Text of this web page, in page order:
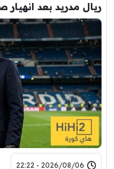
ريال مدريد بعد
2026/08/06 - 22:22